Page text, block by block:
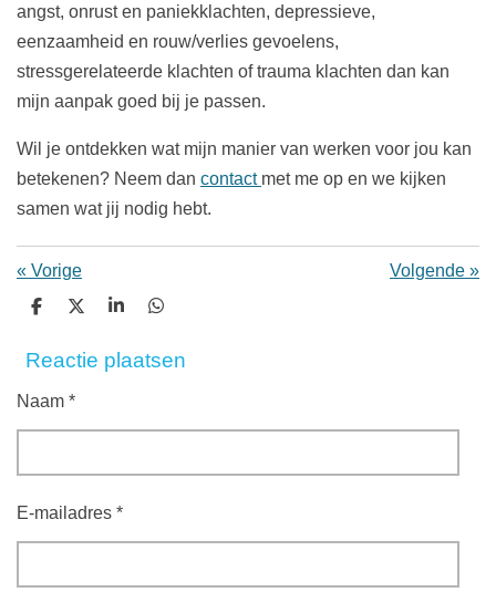
angst, onrust en paniekklachten, depressieve,
eenzaamheid en rouw/verlies gevoelens,
stressgerelateerde klachten of trauma klachten dan kan
mijn aanpak goed bij je passen.
Wil je ontdekken wat mijn manier van werken voor jou kan
betekenen? Neem dan contact met me op en we kijken
samen wat jij nodig hebt.
« Vorige Volgende »
D
e
D
e
l
S
a
r
D
e
Reactie plaatsen
Naam *
E-mailadres *